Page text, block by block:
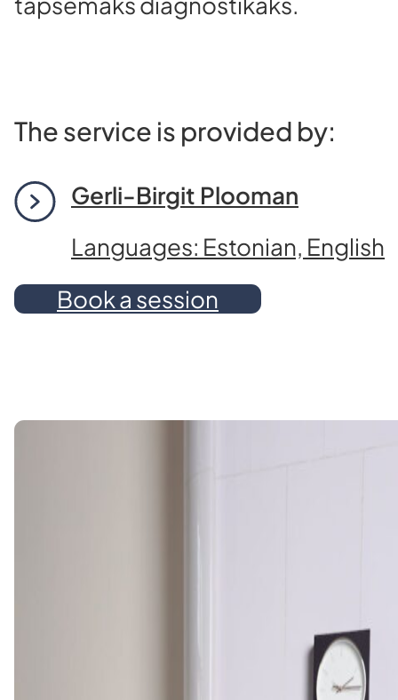
The service is provided by:
Gerli-Birgit Plooman
Languages: Estonian, English
Book a session